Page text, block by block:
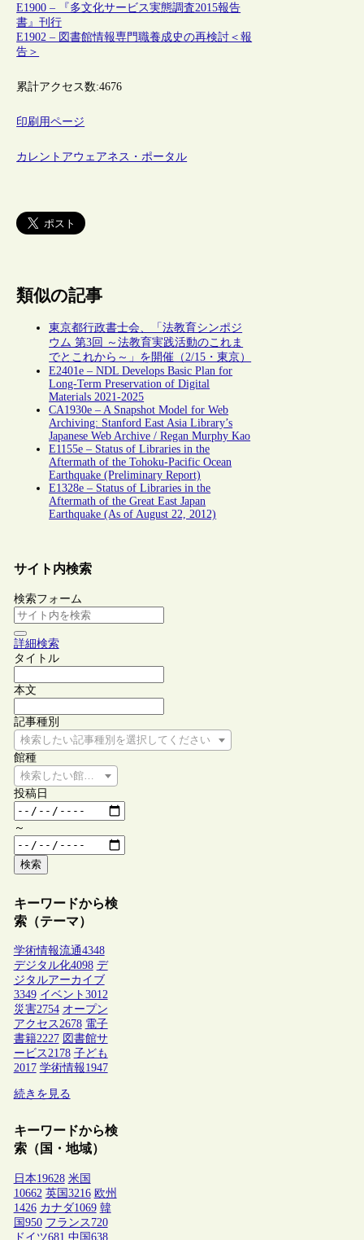
E1900 – 『多文化サービス実態調査2015報告
書』刊行
E1902 – 図書館情報専門職養成史の再検討＜報
告＞
累計アクセス数:4676
印刷用ページ
カレントアウェアネス・ポータル
類似の記事
東京都行政書士会、「法教育シンポジ
ウム 第3回 ～法教育実践活動のこれま
でとこれから～」を開催（2/15・東京）
E2401e – NDL Develops Basic Plan for
Long-Term Preservation of Digital
Materials 2021-2025
CA1930e – A Snapshot Model for Web
Archiving: Stanford East Asia Library’s
Japanese Web Archive / Regan Murphy Kao
E1155e – Status of Libraries in the
Aftermath of the Tohoku-Pacific Ocean
Earthquake (Preliminary Report)
E1328e – Status of Libraries in the
Aftermath of the Great East Japan
Earthquake (As of August 22, 2012)
サイト内検索
検索フォーム
詳細検索
タイトル
本文
記事種別
検索したい記事種別を選択してください
館種
検索したい館種を選択してください
投稿日
～
検索
キーワードから検
索（テーマ）
学術情報流通4348
デジタル化4098 デ
ジタルアーカイブ
3349 イベント 3012
災害2754 オープン
アクセス2678 電子
書籍2227 図書館サ
ービス2178 子ども
2017 学術情報1947
続きを見る
キーワードから検
索（国・地域）
日本19628 米国
10662 英国3216 欧州
1426 カナダ1069 韓
国950 フランス 720
ドイツ681 中国638